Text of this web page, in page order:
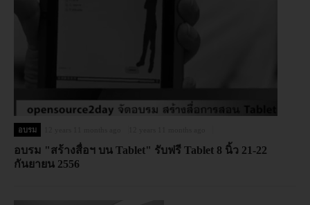
อบรม
อบรม "สร้างสื่อฯ บน Tablet" รับฟรี Tablet 8 นิ้ว 21-22
กันยายน 2556